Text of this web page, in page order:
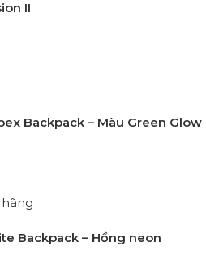
II
Backpack – Màu Green Glow
Backpack – Hồng neon